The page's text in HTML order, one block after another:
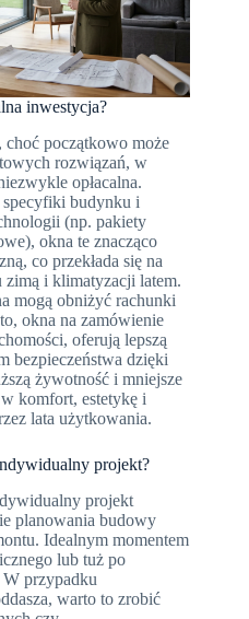
inwestycja?
początkowo może
rozwiązań, w
opłacalna.
budynku i
(np. pakiety
okna te znacząco
co przekłada się na
zimą i klimatyzacji latem.
mogą obniżyć rachunki
okna na zamówienie
oferują lepszą
bezpieczeństwa dzięki
żywotność i mniejsze
komfort, estetykę i
lata użytkowania.
projekt?
projekt
planowania budowy
Idealnym momentem
lub tuż po
przypadku
warto to zrobić